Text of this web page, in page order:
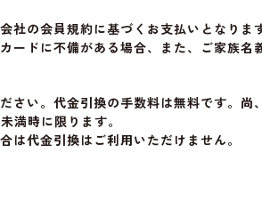
社の会員規約に基づくお支払いとなります
ードに不備がある場合、また、ご家族名
い。代金引換の手数料は無料です。尚
満時に限ります。
代金引換はご利用いただけません。